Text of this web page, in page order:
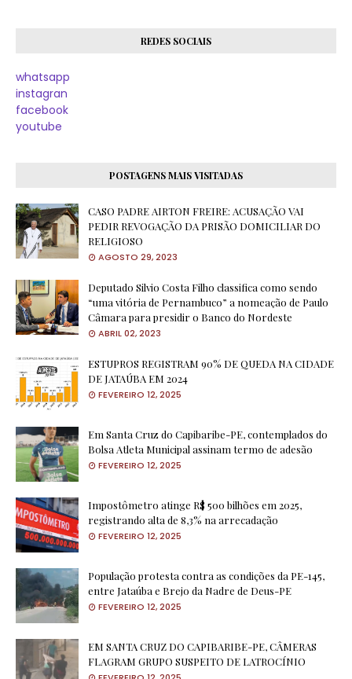
REDES SOCIAIS
whatsapp
instagran
facebook
youtube
POSTAGENS MAIS VISITADAS
CASO PADRE AIRTON FREIRE: ACUSAÇÃO VAI
PEDIR REVOGAÇÃO DA PRISÃO DOMICILIAR DO
RELIGIOSO
AGOSTO 29, 2023
Deputado Silvio Costa Filho classifica como sendo
“uma vitória de Pernambuco” a nomeação de Paulo
Câmara para presidir o Banco do Nordeste
ABRIL 02, 2023
ESTUPROS REGISTRAM 90% DE QUEDA NA CIDADE
DE JATAÚBA EM 2024
FEVEREIRO 12, 2025
Em Santa Cruz do Capibaribe-PE, contemplados do
Bolsa Atleta Municipal assinam termo de adesão
FEVEREIRO 12, 2025
Impostômetro atinge R$ 500 bilhões em 2025,
registrando alta de 8,3% na arrecadação
FEVEREIRO 12, 2025
População protesta contra as condições da PE-145,
entre Jataúba e Brejo da Nadre de Deus-PE
FEVEREIRO 12, 2025
EM SANTA CRUZ DO CAPIBARIBE-PE, CÂMERAS
FLAGRAM GRUPO SUSPEITO DE LATROCÍNIO